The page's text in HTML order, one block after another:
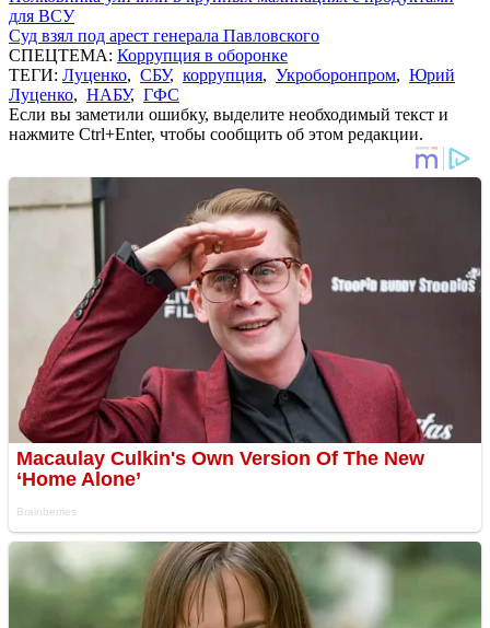
для ВСУ
Суд взял под арест генерала Павловского
СПЕЦТЕМА: Коррупция в оборонке
ТЕГИ: Луценко, СБУ, коррупция, Укроборонпром, Юрий
Луценко, НАБУ, ГФС
Если вы заметили ошибку, выделите необходимый текст и
нажмите Ctrl+Enter, чтобы сообщить об этом редакции.